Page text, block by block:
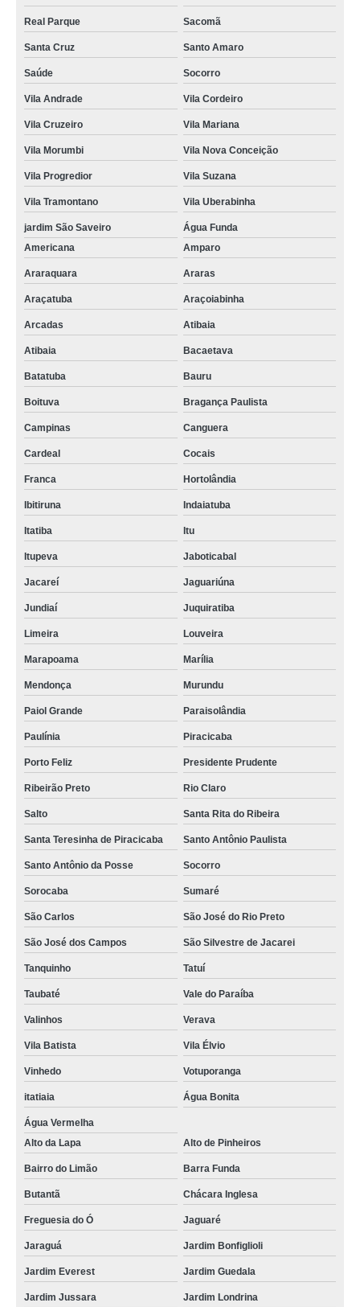
Real Parque Sacomã
Santa Cruz Santo Amaro
Saúde Socorro
Vila Andrade Vila Cordeiro
Vila Cruzeiro Vila Mariana
Vila Morumbi Vila Nova Conceição
Vila Progredior Vila Suzana
Vila Tramontano Vila Uberabinha
jardim São Saveiro
Água Funda
Americana
Amparo
Araraquara Araras
Araçatuba Araçoiabinha
Arcadas Atibaia
Atibaia Bacaetava
Batatuba Bauru
Boituva Bragança Paulista
Campinas Canguera
Cardeal Cocais
Franca Hortolândia
Ibitiruna Indaiatuba
Itatiba Itu
Itupeva Jaboticabal
Jacareí Jaguariúna
Jundiaí Juquiratiba
Limeira Louveira
Marapoama Marília
Mendonça Murundu
Paiol Grande Paraisolândia
Paulínia Piracicaba
Porto Feliz Presidente Prudente
Ribeirão Preto Rio Claro
Salto Santa Rita do Ribeira
Santa Teresinha de Piracicaba Santo Antônio Paulista
Santo Antônio da Posse Socorro
Sorocaba Sumaré
São Carlos São José do Rio Preto
São José dos Campos São Silvestre de Jacarei
Tanquinho Tatuí
Taubaté Vale do Paraíba
Valinhos Verava
Vila Batista Vila Élvio
Vinhedo Votuporanga
itatiaia Água Bonita
Água Vermelha
Alto da Lapa
Alto de Pinheiros
Bairro do Limão Barra Funda
Butantã Chácara Inglesa
Freguesia do Ó Jaguaré
Jaraguá Jardim Bonfiglioli
Jardim Everest Jardim Guedala
Jardim Jussara Jardim Londrina